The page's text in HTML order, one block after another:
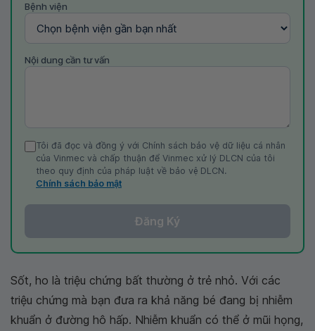
Bệnh viện
Nội dung cần tư vấn
Tôi đã đọc và đồng ý với Chính sách bảo vệ dữ liệu cá nhân
của Vinmec và chấp thuận để Vinmec xử lý DLCN của tôi
theo quy định của pháp luật về bảo vệ DLCN.
Chính sách bảo mật
Đăng Ký
Sốt, ho là triệu chứng bất thường ở trẻ nhỏ. Với các
triệu chứng mà bạn đưa ra khả năng bé đang bị nhiễm
khuẩn ở đường hô hấp. Nhiễm khuẩn có thể ở mũi họng,